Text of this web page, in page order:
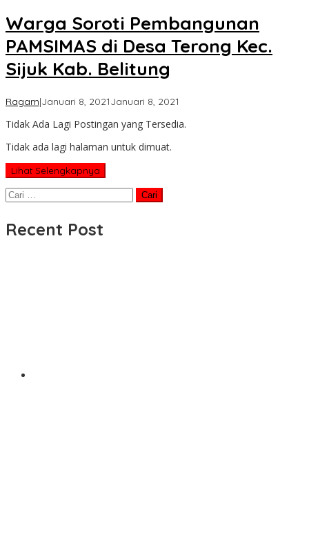
Warga Soroti Pembangunan
PAMSIMAS di Desa Terong Kec.
Sijuk Kab. Belitung
Ragam|Januari 8, 2021Januari 8, 2021
KPK
Tidak Ada Lagi Postingan yang Tersedia.
Tidak ada lagi halaman untuk dimuat.
Lihat Selengkapnya
Cari
untuk:
Recent Post